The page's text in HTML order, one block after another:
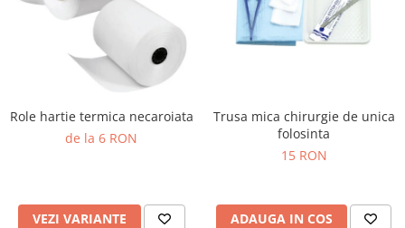
Echipamente de urgenta
Electrocardiografe
Exoftalmometre
Truse perfuzie
Role hartie termica necaroiata
de la 6 RON
VEZI VARIANTE
Trusa mica chirurgie de unica
folosinta
15 RON
ADAUGA IN COS